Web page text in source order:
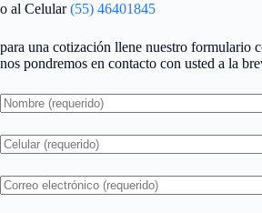
o al Celular(55) 46401845
para una cotización llene nuestro formulario
nos pondremos en contacto con usted a la